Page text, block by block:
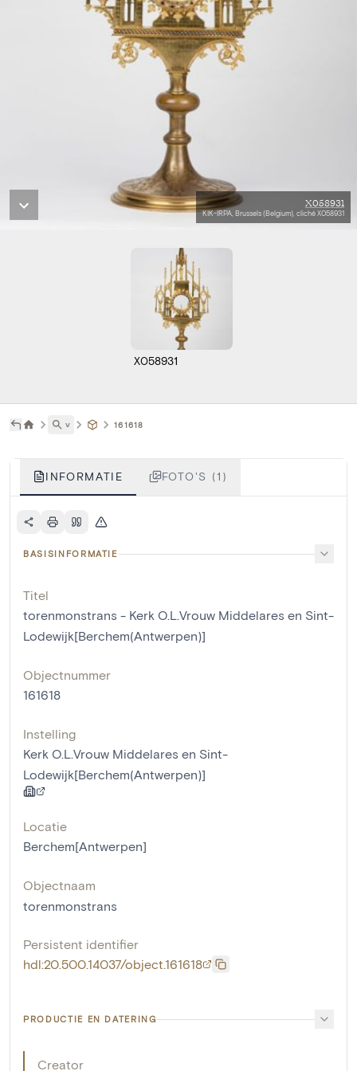
X058931
KIK-IRPA, Brussels (Belgium), cliché X058931
X058931
˅ 161618
INFORMATIE FOTO'S (1)
BASISINFORMATIE
Titel
torenmonstrans - Kerk O.L.Vrouw Middelares en Sint-
Lodewijk[Berchem(Antwerpen)]
Objectnummer
161618
Instelling
Kerk O.L.Vrouw Middelares en Sint-
Lodewijk[Berchem(Antwerpen)]
Locatie
Berchem[Antwerpen]
Objectnaam
torenmonstrans
Persistent identifier
hdl:20.500.14037/object.161618
PRODUCTIE EN DATERING
Creator